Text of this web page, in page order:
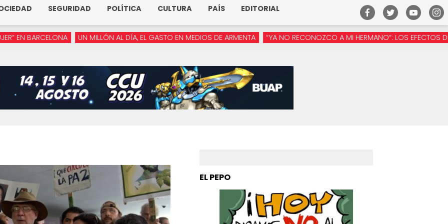
SEGURIDAD POLÍTICA CULTURA PAÍS
EDITORIAL
UN MILLÓN AL DÍA, EL GASTO EN MEDIOS DE ARMENTA “YA NO RECONOZCO A MI HERMANO”: LOS EFECTOS DE LA
EL PEPO